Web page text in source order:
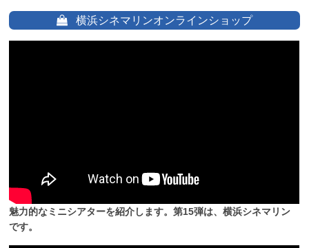
横浜シネマリンオンラインショップ
魅力的なミニシアターを紹介します。第15弾は、横浜シネマリン
です。